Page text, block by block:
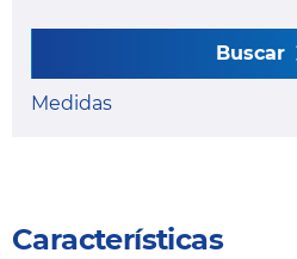
Buscar
Medidas
Características